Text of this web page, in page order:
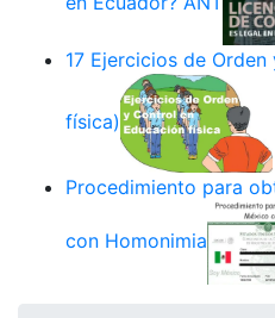
17 Ejercicios de
física)
Procedimiento para
con Homonimia